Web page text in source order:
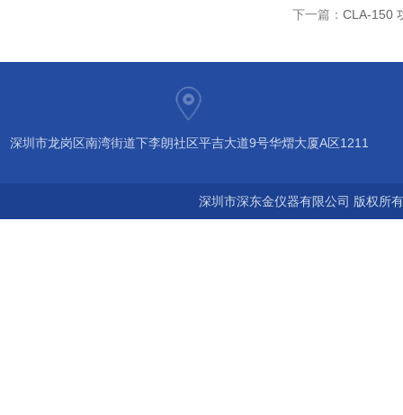
下一篇： CLA-150
深圳市龙岗区南湾街道下李朗社区平吉大道9号华熠大厦A区1211
深圳市深东金仪器有限公司 版权所